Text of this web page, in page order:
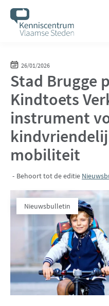
Overslaan
inhoud
gaan
26/01/2026
Stad Brugge
Kindtoets
instrument
mobiliteit
Behoort tot de editie
Nieuwsbulletin